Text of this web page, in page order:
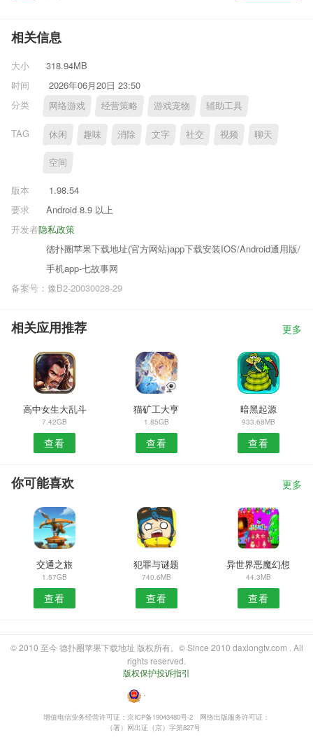
相关信息
大小
318.94MB
时间
2026年06月20日 23:50
分类
网络游戏 经营策略 游戏宠物 辅助工具
TAG 休闲 趣味 消除 文字 社交 视频 聊天
空间
版本
1.98.54
要求
Android 8.9 以上
隐私政策
开发者
德扑圈苹果下载地址(官方网站)app下载安装IOS/Android通用版/
手机app-七故事网
备案号：豫B2-20030028-29
相关应用推荐 更多
高中女生大乱斗
7.42GB
查看
猫矿工大亨
1.85GB
查看
暗黑起源
933.68MB
查看
你可能喜欢 更多
交通之旅
1.57GB
查看
犯罪与谜题
740.6MB
查看
异世界恶魔幻想
44.3MB
查看
© 2010 至今 德扑圈苹果下载地址 版权所有。© Since 2010 daxiongtv.com . All
rights reserved.
版权保护投诉指引
・
增值电信业务经营许可证：京ICP备19043480号-2
网络出版服务许可证：
（署）网出证（京）字第827号